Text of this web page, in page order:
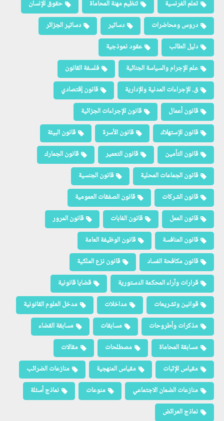
تعلم الفرنسية تنظيم مهنة المحاماة
حقوق الإنسان
دروس ومحاضرات
دساتير
دساتير الجزائر
دليل الطالب
عقود نموذجية
علم الإجرام والسياسة الجنائية
فلسفة القانون
ق. الإجراءات المدنية والإدارية
قانون إقتصادي
قانون أعمال
قانون الإجراءات الجزائية
قانون الإستهلاك
قانون الأسرة
قانون البيئة
قانون التأمين
قانون التعمير
قانون الجمارك
قانون الجماعات المحلية
قانون الجنسية
قانون الشركات
قانون الصفقات العمومية
قانون العمل
قانون الغابات
قانون المرور
قانون المنافسة
قانون الوظيفة العامة
قانون مكافحة الفساد
قانون نزع الملكية
قرارات وآراء المحكمة الدستورية
قضايا قانونية
قوانين وتشريعات
مداخلات
مدخل العلوم القانونية
مذكرات وأطروحات
مسابقات
مسابقة القضاء
مسابقة المحاماة
مصطلحات
مقالات
مقياس الإثبات
مقياس المنهجية
منازعات الضرائب
منازعات الضمان الاجتماعي
منوعات
نماذج أسئلة
نماذج العرائض